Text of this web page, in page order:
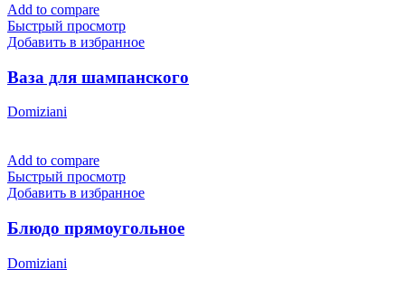
Add to compare
Быстрый просмотр
Добавить в избранное
Ваза для шампанского
Domiziani
Add to compare
Быстрый просмотр
Добавить в избранное
Блюдо прямоугольное
Domiziani